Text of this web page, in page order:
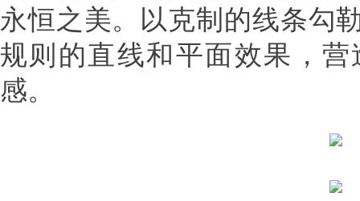
永恒之美。以克制的线条勾
规则的直线和平面效果，
感。